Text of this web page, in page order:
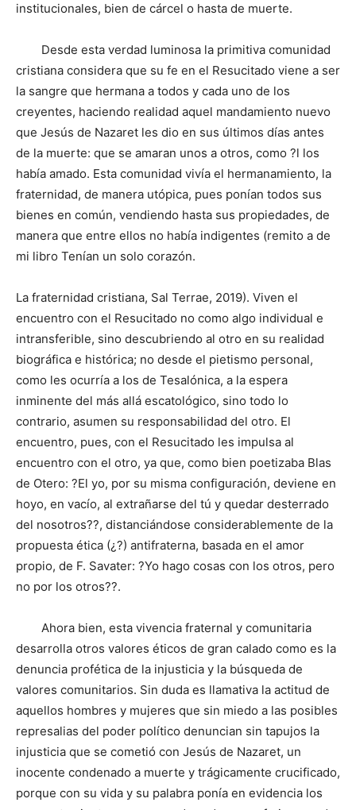
institucionales, bien de cárcel o hasta de muerte.
Desde esta verdad luminosa la primitiva comunidad
cristiana considera que su fe en el Resucitado viene a ser
la sangre que hermana a todos y cada uno de los
creyentes, haciendo realidad aquel mandamiento nuevo
que Jesús de Nazaret les dio en sus últimos días antes
de la muerte: que se amaran unos a otros, como ?l los
había amado. Esta comunidad vivía el hermanamiento, la
fraternidad, de manera utópica, pues ponían todos sus
bienes en común, vendiendo hasta sus propiedades, de
manera que entre ellos no había indigentes (remito a de
mi libro Tenían un solo corazón.
La fraternidad cristiana, Sal Terrae, 2019). Viven el
encuentro con el Resucitado no como algo individual e
intransferible, sino descubriendo al otro en su realidad
biográfica e histórica; no desde el pietismo personal,
como les ocurría a los de Tesalónica, a la espera
inminente del más allá escatológico, sino todo lo
contrario, asumen su responsabilidad del otro. El
encuentro, pues, con el Resucitado les impulsa al
encuentro con el otro, ya que, como bien poetizaba Blas
de Otero: ?El yo, por su misma configuración, deviene en
hoyo, en vacío, al extrañarse del tú y quedar desterrado
del nosotros??, distanciándose considerablemente de la
propuesta ética (¿?) antifraterna, basada en el amor
propio, de F. Savater: ?Yo hago cosas con los otros, pero
no por los otros??.
Ahora bien, esta vivencia fraternal y comunitaria
desarrolla otros valores éticos de gran calado como es la
denuncia profética de la injusticia y la búsqueda de
valores comunitarios. Sin duda es llamativa la actitud de
aquellos hombres y mujeres que sin miedo a las posibles
represalias del poder político denuncian sin tapujos la
injusticia que se cometió con Jesús de Nazaret, un
inocente condenado a muerte y trágicamente crucificado,
porque con su vida y su palabra ponía en evidencia los